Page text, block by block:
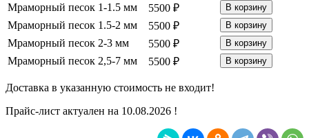
Мраморный песок 1-1.5 мм 5500 ₽ В корзину
Мраморный песок 1.5-2 мм 5500 ₽ В корзину
Мраморный песок 2-3 мм 5500 ₽ В корзину
Мраморный песок 2,5-7 мм 5500 ₽ В корзину
Доставка в указанную стоимость не входит!
Прайс-лист актуален на 10.08.2026 !